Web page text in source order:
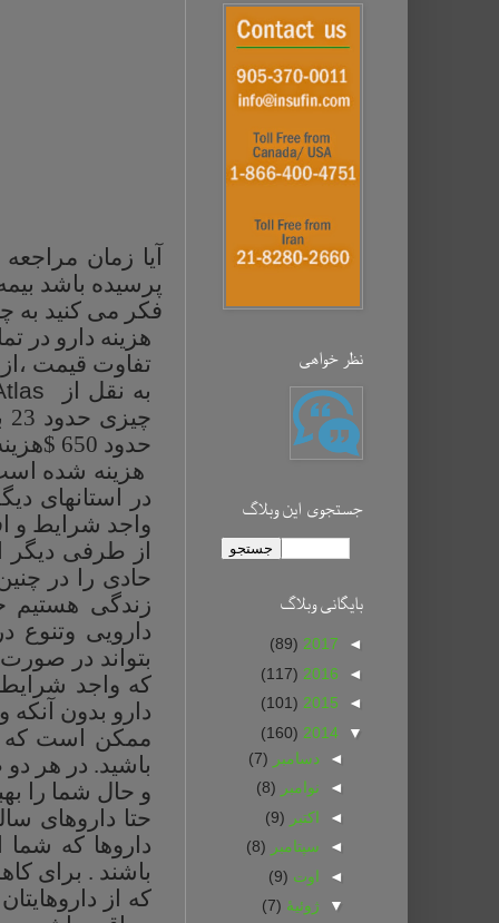
آیا زمان
پرسیده باشد
فکر می کنید به
هزینه دارو در
تفاوت قیمت ،از
به نقل از
حدود 650 $هزینه دارو پرداخت کرده اند که غالبن این مبلغ در خصوص سرطان-
هزینه شده
در استانهای
واجد شرایط و
حادی را در
زندگی هستیم
دارویی وتنوع
بتواند در
که واجد
دارو بدون آنکه
ممکن است که
باشید. در هر
و حال شما را
حتا داروهای
داروها که
باشند . برای
که از
نظر خواهی‌
جستجوی این وبلاگ
بايگانی وبلاگ
◄
2017
(89)
◄
2016
(117)
◄
2015
(101)
▼
2014
(160)
◄ دسامبر (7)
◄ نوامبر (8)
◄
اکتبر (9)
◄ سپتامبر (8)
◄
اوت (9)
▼ ژوئیهٔ (7)